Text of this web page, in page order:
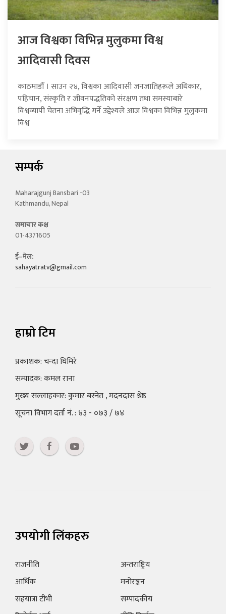
आज विश्वका विभिन्न मुलुकमा विश्व
आदिवासी दिवस
काठमाडौँ । साउन २४, विश्वका आदिवासी जनजातिहरूले अधिकार,
पहिचान, संस्कृति र जीवनपद्धतिको संरक्षण तथा समस्याबारे
विश्वव्यापी चेतना अभिवृद्धि गर्ने उद्देश्यले आज विश्वका विभिन्न मुलुकमा
विश्व
सम्पर्क
Maharajgunj Bansbari -03
Kathmandu, Nepal
समाचार कक्ष
01-4371605
ई–मेल:
sahayatratv@gmail.com
हाम्रो टिम
प्रकाशक: चन्दा घिमिरे
सम्पादक: कमल राना
मुख्य सल्लाहकार: कुमार बस्नेत , मदनदास श्रेष्ठ
सूचना विभाग दर्ता नं. : ४३ - ०७३ / ७४
उपयोगी लिंकहरु
राजनीति
आर्थिक
सहयात्रा टीभी
अन्तराष्ट्रिय
मनोरञ्जन
सम्पादकीय